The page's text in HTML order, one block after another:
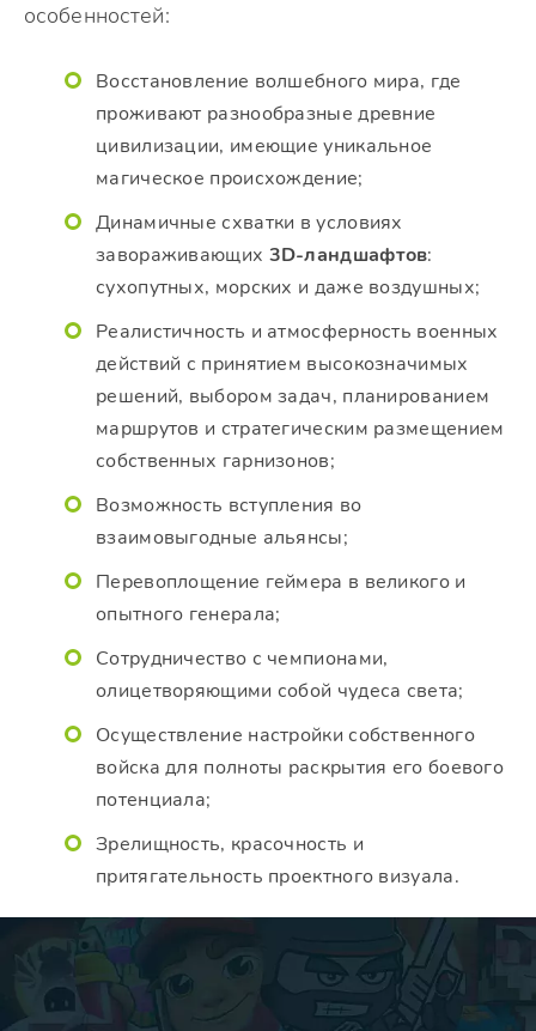
особенностей:
Восстановление волшебного мира, где
проживают разнообразные древние
цивилизации, имеющие уникальное
магическое происхождение;
Динамичные схватки в условиях
завораживающих 3D-ландшафтов:
сухопутных, морских и даже воздушных;
Реалистичность и атмосферность военных
действий с принятием высокозначимых
решений, выбором задач, планированием
маршрутов и стратегическим размещением
собственных гарнизонов;
Возможность вступления во
взаимовыгодные альянсы;
Перевоплощение геймера в великого и
опытного генерала;
Сотрудничество с чемпионами,
олицетворяющими собой чудеса света;
Осуществление настройки собственного
войска для полноты раскрытия его боевого
потенциала;
Зрелищность, красочность и
притягательность проектного визуала.